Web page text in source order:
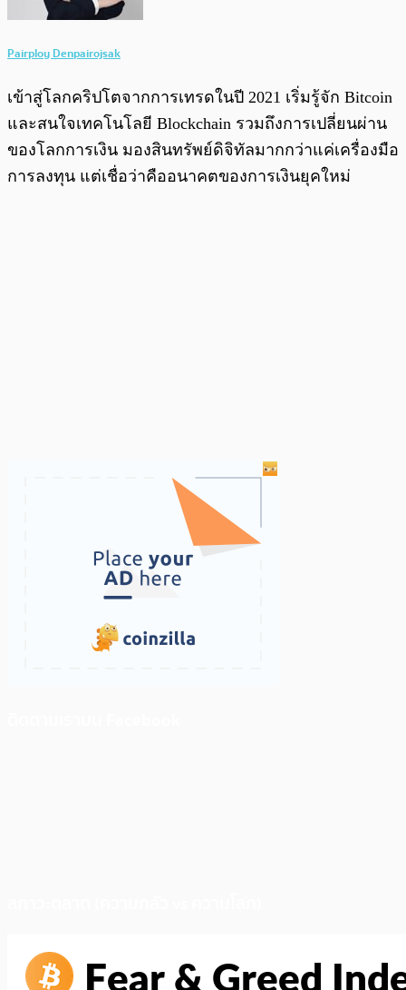
Pairploy Denpairojsak
เข้าสู่โลกคริปโตจากการเทรดในปี 2021 เริ่มรู้จัก Bitcoin
และสนใจเทคโนโลยี Blockchain รวมถึงการเปลี่ยนผ่าน
ของโลกการเงิน มองสินทรัพย์ดิจิทัลมากกว่าแค่เครื่องมือ
การลงทุน แต่เชื่อว่าคืออนาคตของการเงินยุคใหม่